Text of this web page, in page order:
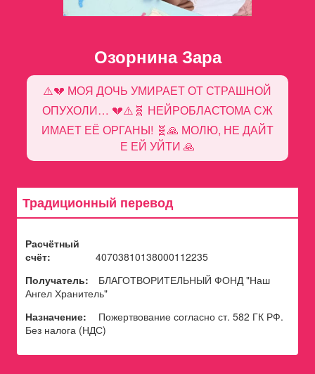
Озорнина Зара
⚠️💔 МОЯ ДОЧЬ УМИРАЕТ ОТ СТРАШНОЙ
ОПУХОЛИ… 💔⚠️🧬 НЕЙРОБЛАСТОМА СЖ
ИМАЕТ ЕЁ ОРГАНЫ! 🧬🙏 МОЛЮ, НЕ ДАЙТ
Е ЕЙ УЙТИ 🙏
Традиционный перевод
Расчётный
счёт:
40703810138000112235
Получатель:
БЛАГОТВОРИТЕЛЬНЫЙ ФОНД "Наш
Ангел Хранитель"
Назначение:
Пожертвование согласно ст. 582 ГК РФ.
Без налога (НДС)